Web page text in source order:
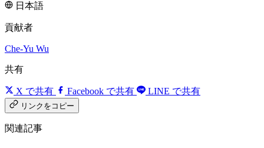
日本語
貢献者
Che-Yu Wu
共有
X で共有 Facebook で共有 LINE で共有
リンクをコピー
関連記事